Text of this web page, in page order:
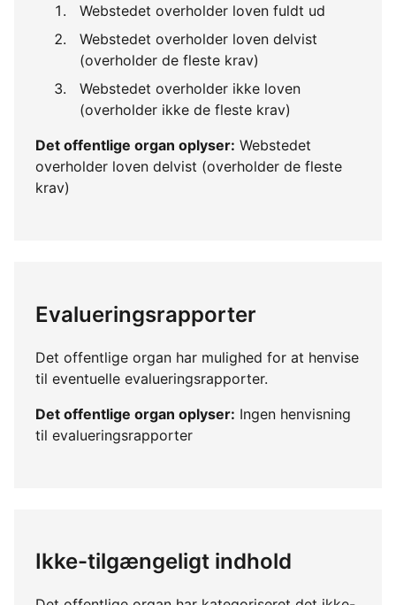
Webstedet overholder loven fuldt ud
Webstedet overholder loven delvist
(overholder de fleste krav)
Webstedet overholder ikke loven
(overholder ikke de fleste krav)
Det offentlige organ oplyser: Webstedet
overholder loven delvist (overholder de fleste
krav)
Evalueringsrapporter
Det offentlige organ har mulighed for at henvise
til eventuelle evalueringsrapporter.
Det offentlige organ oplyser: Ingen henvisning
til evalueringsrapporter
Ikke-tilgængeligt indhold